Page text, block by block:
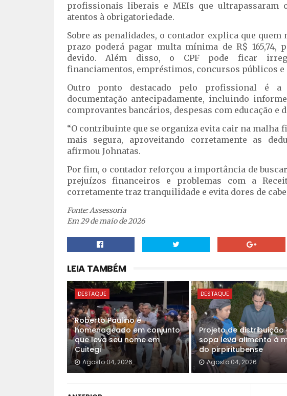
profissionais liberais e MEIs que
atentos à obrigatoriedade.
Sobre as penalidades, o contador explica que
prazo poderá pagar multa mínima de R$ 165,74,
devido. Além disso, o CPF pode ficar
financiamentos, empréstimos, concursos públicos e
Outro ponto destacado pelo profissional é
documentação antecipadamente, incluindo
comprovantes bancários, despesas com educação e
“O contribuinte que se organiza evita cair na malha
mais segura, aproveitando corretamente as
afirmou Johnatas.
Por fim, o contador reforçou a importância de
prejuízos financeiros e problemas com a
corretamente traz tranquilidade e evita dores de
Fonte: Assessoria
Em 29 de maio de 2026
LEIA TAMBÉM
DESTAQUE
Roberto Paulino é
homenageado em conjunto
que leva seu nome em
Cuitegi
Agosto 04, 2026
DESTAQUE
Projeto de distribuição
sopa leva alimento à
do pirpiritubense
Agosto 04, 2026